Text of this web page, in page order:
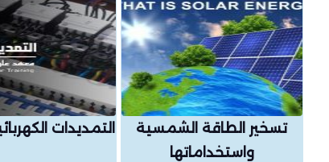
تسخير الطاقة الشمسية
واستخداماتها
التمديدات